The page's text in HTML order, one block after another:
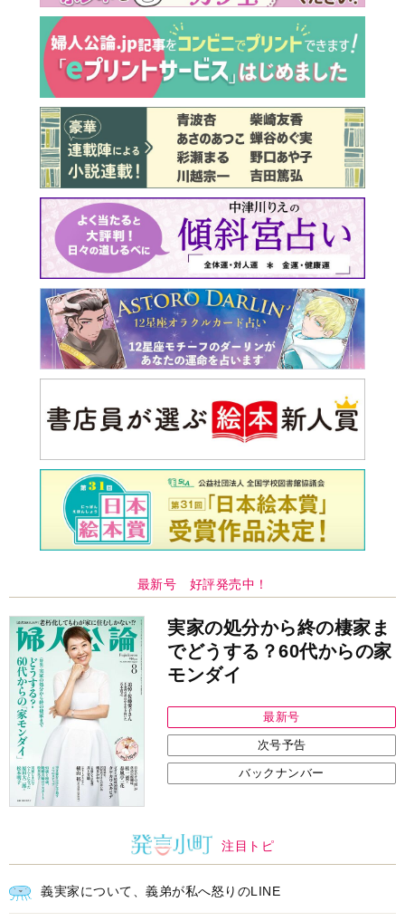
最新号 好評発売中！
実家の処分から終の棲家ま
でどうする？60代からの家
モンダイ
最新号
次号予告
バックナンバー
注目トピ
義実家について、義弟が私へ怒りのLINE